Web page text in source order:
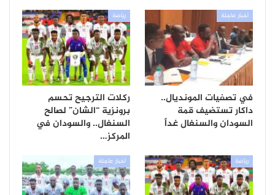
أخبار عاجلة
في تصفيات المونديال..
داكار تستضيف قمة
السودان والسنغال غداً
رياضة
ركلات الترجيح تحسم
برونزية “الشان” لصالح
السنغال.. والسودان في
المركز…
رياضة أخبار عاجلة